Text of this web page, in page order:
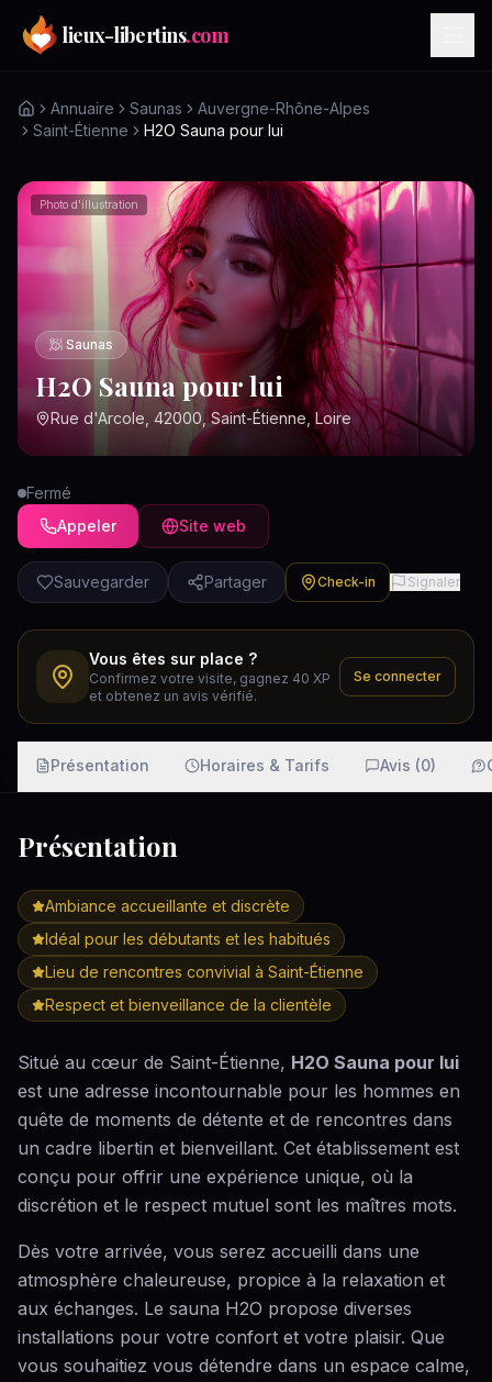
Aller au contenu principal
lieux-libertins.com
Annuaire Saunas
Auvergne-Rhône-Alpes
Saint-Étienne
H2O Sauna pour lui
Photo d'illustration
🧖 Saunas
H2O Sauna pour lui
Rue d'Arcole, 42000, Saint-Étienne, Loire
Fermé
Appeler
Site web
Sauvegarder Partager Check-in Signaler
Vous êtes sur place ?
Confirmez votre visite, gagnez 40 XP
et obtenez un avis vérifié.
Se connecter
Présentation Horaires & Tarifs Avis (0)
Présentation
Ambiance accueillante et discrète
Idéal pour les débutants et les habitués
Lieu de rencontres convivial à Saint-Étienne
Respect et bienveillance de la clientèle
Situé au cœur de Saint-Étienne, H2O Sauna pour lui
est une adresse incontournable pour les hommes en
quête de moments de détente et de rencontres dans
un cadre libertin et bienveillant. Cet établissement est
conçu pour offrir une expérience unique, où la
discrétion et le respect mutuel sont les maîtres mots.
Dès votre arrivée, vous serez accueilli dans une
atmosphère chaleureuse, propice à la relaxation et
aux échanges. Le sauna H2O propose diverses
installations pour votre confort et votre plaisir. Que
vous souhaitiez vous détendre dans un espace calme,